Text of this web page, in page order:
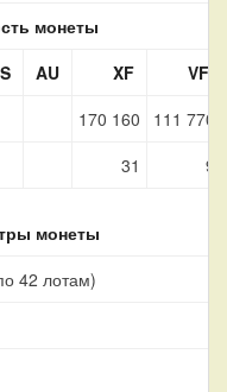
монеты
AU XF
VF
170 160
111 770
31 9
монеты
42 лотам)